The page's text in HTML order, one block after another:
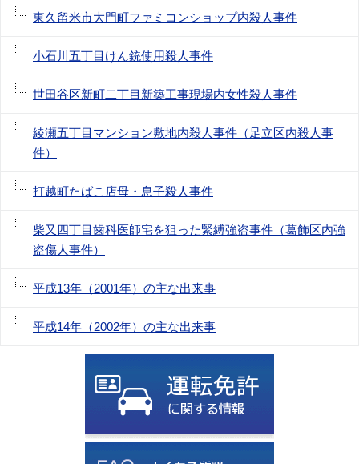
東久留米市大門町ファミコンショップ内殺人事件
小石川五丁目けん銃使用殺人事件
世田谷区新町二丁目新築工事現場内女性殺人事件
綾瀬五丁目マンション敷地内殺人事件（足立区内殺人事
件）
打越町たばこ店母・息子殺人事件
柴又四丁目歯科医師宅を狙った緊縛強盗事件（葛飾区内強
盗傷人事件）
平成13年（2001年）の主な出来事
平成14年（2002年）の主な出来事